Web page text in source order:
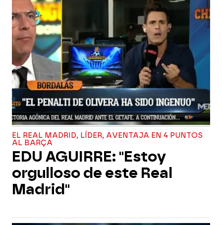
EL REAL MADRID, LÍDER, AVENTAJA EN 4 PUNTOS
AL BARÇA
EDU AGUIRRE: "Estoy
orgulloso de este Real
Madrid"